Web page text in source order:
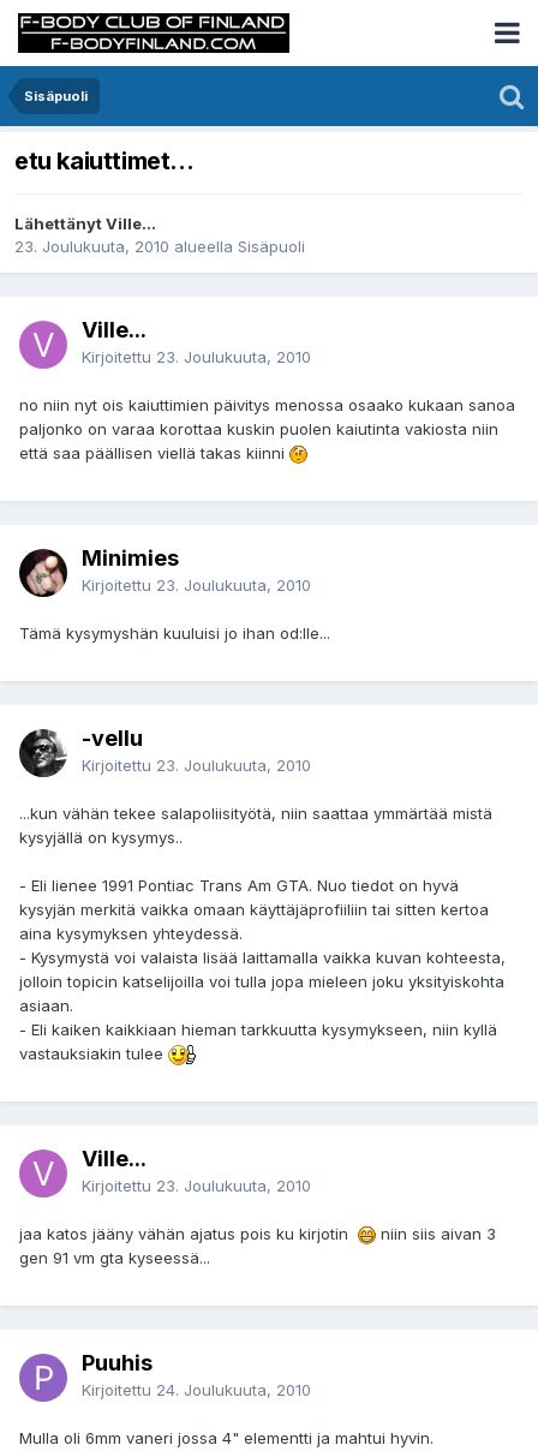
Sisäpuoli
etu kaiuttimet...
Lähettänyt Ville...
23. Joulukuuta, 2010 alueella Sisäpuoli
Ville...
Kirjoitettu 23. Joulukuuta, 2010
no niin nyt ois kaiuttimien päivitys menossa osaako kukaan sanoa
paljonko on varaa korottaa kuskin puolen kaiutinta vakiosta niin
että saa päällisen viellä takas kiinni
Minimies
Kirjoitettu 23. Joulukuuta, 2010
Tämä kysymyshän kuuluisi jo ihan od:lle...
-vellu
Kirjoitettu 23. Joulukuuta, 2010
...kun vähän tekee salapoliisityötä, niin saattaa ymmärtää mistä
kysyjällä on kysymys..
- Eli lienee 1991 Pontiac Trans Am GTA. Nuo tiedot on hyvä
kysyjän merkitä vaikka omaan käyttäjäprofiiliin tai sitten kertoa
aina kysymyksen yhteydessä.
- Kysymystä voi valaista lisää laittamalla vaikka kuvan kohteesta,
jolloin topicin katselijoilla voi tulla jopa mieleen joku yksityiskohta
asiaan.
- Eli kaiken kaikkiaan hieman tarkkuutta kysymykseen, niin kyllä
vastauksiakin tulee
Ville...
Kirjoitettu 23. Joulukuuta, 2010
jaa katos jääny vähän ajatus pois ku kirjotin
niin siis aivan 3
gen 91 vm gta kyseessä...
Puuhis
Kirjoitettu 24. Joulukuuta, 2010
Mulla oli 6mm vaneri jossa 4" elementti ja mahtui hyvin.